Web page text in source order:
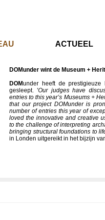
DOMunder wint de Museum +
DOMunder heeft de
gesleept. 'Our judges have
entries to this year’s Museums +
that our project DOMunder is
number of entries this year of
loved the innovative and creative
to the challenge of interpreting
bringing structural foundations to
in Londen uitgereikt in het bijzijn